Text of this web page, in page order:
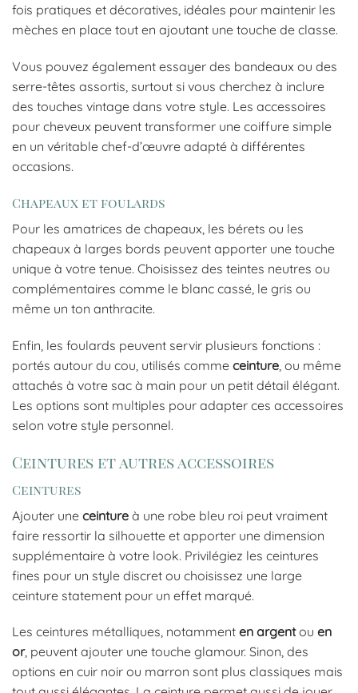
fois pratiques et décoratives, idéales pour maintenir les
mèches en place tout en ajoutant une touche de classe.
Vous pouvez également essayer des bandeaux ou des
serre-têtes assortis, surtout si vous cherchez à inclure
des touches vintage dans votre style. Les accessoires
pour cheveux peuvent transformer une coiffure simple
en un véritable chef-d’œuvre adapté à différentes
occasions.
Chapeaux et foulards
Pour les amatrices de chapeaux, les bérets ou les
chapeaux à larges bords peuvent apporter une touche
unique à votre tenue. Choisissez des teintes neutres ou
complémentaires comme le blanc cassé, le gris ou
même un ton anthracite.
Enfin, les foulards peuvent servir plusieurs fonctions :
portés autour du cou, utilisés comme ceinture, ou même
attachés à votre sac à main pour un petit détail élégant.
Les options sont multiples pour adapter ces accessoires
selon votre style personnel.
Ceintures et autres accessoires
Ceintures
Ajouter une ceinture à une robe bleu roi peut vraiment
faire ressortir la silhouette et apporter une dimension
supplémentaire à votre look. Privilégiez les ceintures
fines pour un style discret ou choisissez une large
ceinture statement pour un effet marqué.
Les ceintures métalliques, notamment en argentou en
or, peuvent ajouter une touche glamour. Sinon, des
options en cuir noir ou marron sont plus classiques mais